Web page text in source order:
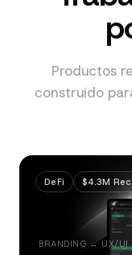
Productos
construido
DeFi $4.3M
BRANDING → UX/